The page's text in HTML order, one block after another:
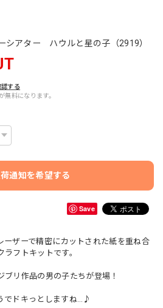
アター ハウルと星の子（2919）
する
料になります。
通知を希望する
Save
ーザーで精密にカットされた紙を重ね合
フトキットです。
リ作品の男の子たちが登場！
でドキっとしますね…♪